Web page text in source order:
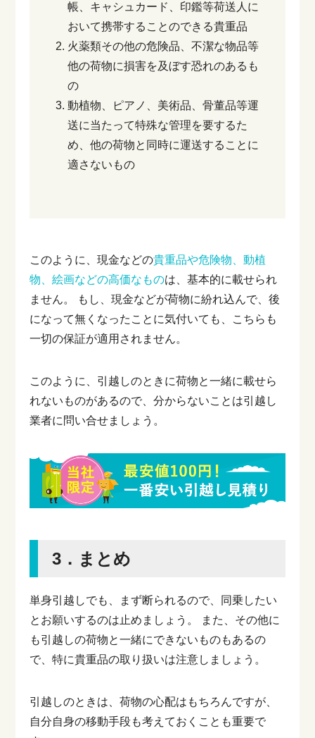
帳、キャシュカード、印鑑等荷送人に
おいて携帯することのできる貴重品
火薬類その他の危険品、不潔な物品等
他の荷物に損害を及ぼす恐れのあるも
の
動植物、ピアノ、美術品、骨董品等運
送に当たって特殊な管理を要するた
め、他の荷物と同時に運送することに
適さないもの
このように、現金などの貴重品や危険物、動植
物、絵画などの高価なものは、基本的に載せられ
ません。
もし、現金などが荷物に紛れ込んで、後
になって無くなったことに気付いても、こちらも
一切の保証が適用されません。
このように、引越しのときに荷物と一緒に載せら
れないものがあるので、分からないことは引越し
業者に問い合せましょう。
3．まとめ
単身引越しでも、まず断られるので、同乗したい
とお願いするのは止めましょう。
また、その他に
も引越しの荷物と一緒にできないものもあるの
で、特に貴重品の取り扱いは注意しましょう。
引越しのときは、荷物の心配はもちろんですが、
自分自身の移動手段も考えておくことも重要で